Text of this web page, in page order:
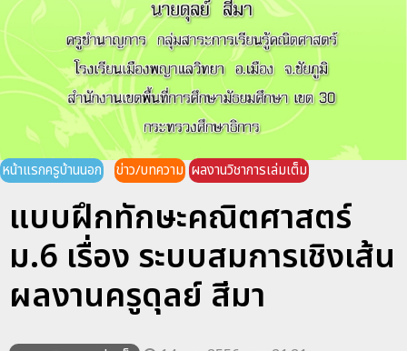
หน้าแรกครูบ้านนอก ข่าว/บทความ ผลงานวิชาการเล่มเต็ม
แบบฝึกทักษะคณิตศาสตร์
ม.6 เรื่อง ระบบสมการเชิงเส้น
ผลงานครูดุลย์ สีมา